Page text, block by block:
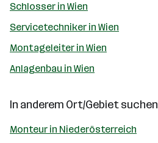
Schlosser in Wien
Servicetechniker in Wien
Montageleiter in Wien
Anlagenbau in Wien
In anderem Ort/Gebiet suchen
Monteur in Niederösterreich